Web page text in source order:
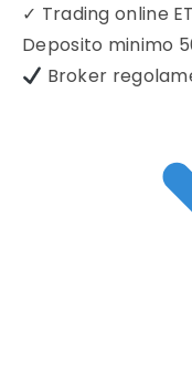
✓ Trading online
Deposito minimo
Broker